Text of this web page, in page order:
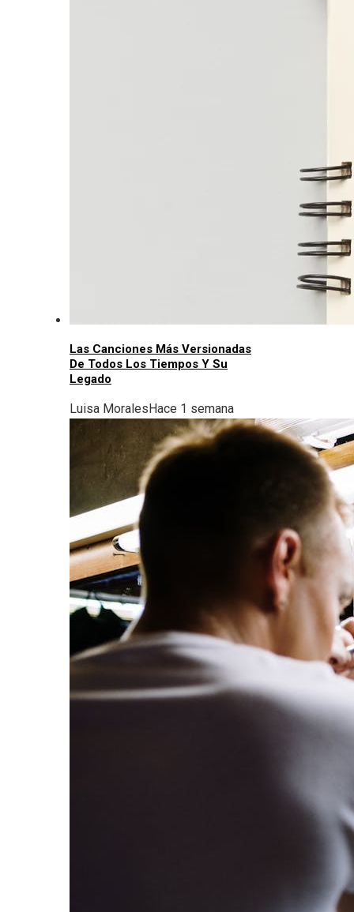
Las Canciones Más Versionadas
De Todos Los Tiempos Y Su
Legado
Luisa Morales Hace 1 semana